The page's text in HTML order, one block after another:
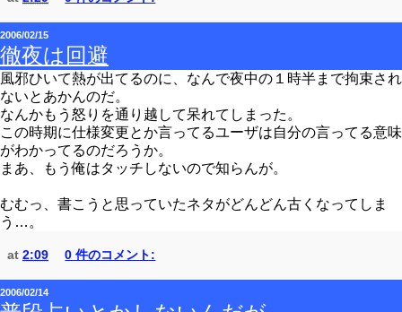
2006/02/15
徹夜は回避
風邪ひいて熱が出てるのに、なんで夜中の１時半まで拘束され
ないとあかんのだ。
なんかもう怒りを通り越して呆れてしまった。
この時期に仕様変更とか言ってるユーザは自分の言ってる意味
がわかってるのだろうか。
まあ、もう俺はタッチしないので知らんが。
むむっ、書こうと思っていたネタがどんどん古くなってしま
う…。
at 2:09 0 件のコメント:
2006/02/14